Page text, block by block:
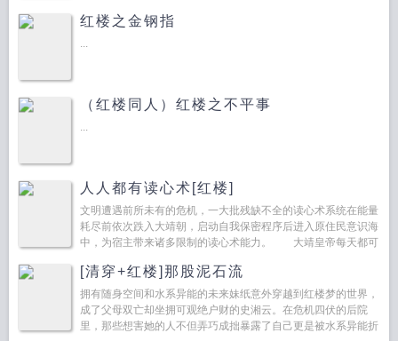
红楼之金钢指
...
（红楼同人）红楼之不平事
...
人人都有读心术[红楼]
文明遭遇前所未有的危机，一大批残缺不全的读心术系统在能量
耗尽前依次跌入大靖朝，启动自我保密程序后进入原住民意识海
中，为宿主带来诸多限制的读心术能力。 大靖皇帝每天都可
[清穿+红楼]那股泥石流
拥有随身空间和水系异能的未来妹纸意外穿越到红楼梦的世界，
成了父母双亡却坐拥可观绝户财的史湘云。在危机四伏的后院
里，那些想害她的人不但弄巧成拙暴露了自己更是被水系异能折